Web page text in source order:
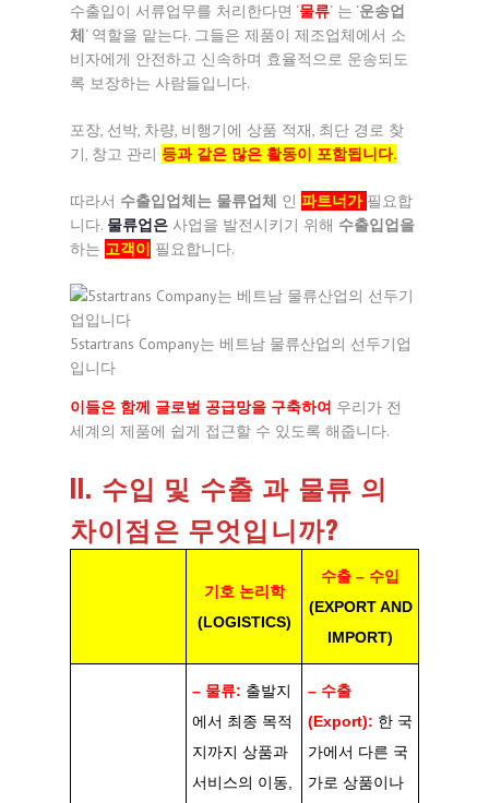
수출입이 서류업무를 처리한다면 ‘물류‘ 는 ‘운송업
체‘ 역할을 맡는다. 그들은 제품이 제조업체에서 소
비자에게 안전하고 신속하며 효율적으로 운송되도
록 보장하는 사람들입니다.
포장, 선박, 차량, 비행기에 상품 적재, 최단 경로 찾
기, 창고 관리 등과 같은 많은 활동이 포함됩니다.
따라서 수출입업체는 물류업체 인 파트너가 필요합
니다. 물류업은 사업을 발전시키기 위해 수출입업을
하는 고객이 필요합니다.
5startrans Company는 베트남 물류산업의 선두기업
입니다
이들은 함께 글로벌 공급망을 구축하여 우리가 전
세계의 제품에 쉽게 접근할 수 있도록 해줍니다.
II. 수입 및 수출 과 물류 의
차이점은 무엇입니까?
기호 논리학
(LOGISTICS)
수출 – 수입
(EXPORT AND
IMPORT)
– 물류: 출발지
에서 최종 목적
지까지 상품과
서비스의 이동,
– 수출
(Export): 한 국
가에서 다른 국
가로 상품이나